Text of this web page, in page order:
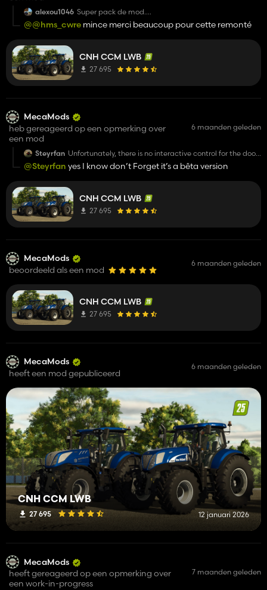
alexou1046 Super pack de mod.
Je te remonte quelques erreurs que j'ai pu apercevoir
- Même intérieur pour toutes les gén + bug (mélange
intérieur NH sur colonne de direction)
- Bug tapis de sol (alternance gris / beige)
sélectionne uniquement l'arrière (IDEM pour le T7).
super mod
@@hms_cwre mince merci beaucoup pour cette remonté
CNH CCM LWB
27 695
MecaMods
heb gereageerd op een opmerking over
een mod
6 maanden geleden
Steyrfan Unfortunately, there is no interactive control for the door
from the outside.
@Steyrfan yes I know don’t Forget it’s a bêta version
CNH CCM LWB
27 695
MecaMods
beoordeeld als een mod
6 maanden geleden
CNH CCM LWB
27 695
MecaMods
heeft een mod gepubliceerd
6 maanden geleden
CNH CCM LWB
27 695 12 januari 2026
MecaMods
heeft gereageerd op een opmerking over
een work-in-progress
7 maanden geleden